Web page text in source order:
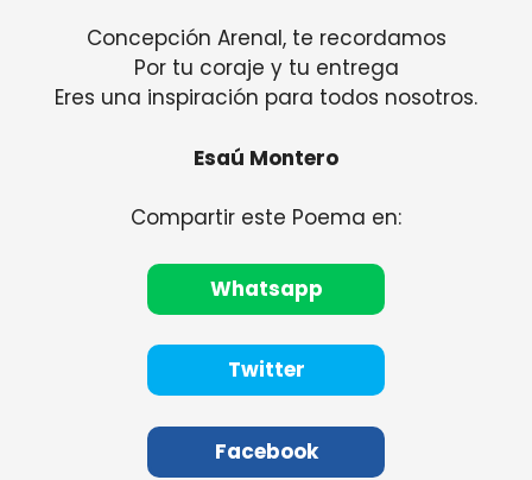
Concepción Arenal, te recordamos
Por tu coraje y tu entrega
Eres una inspiración para todos nosotros.
Esaú Montero
Compartir este Poema en:
Whatsapp
Twitter
Facebook